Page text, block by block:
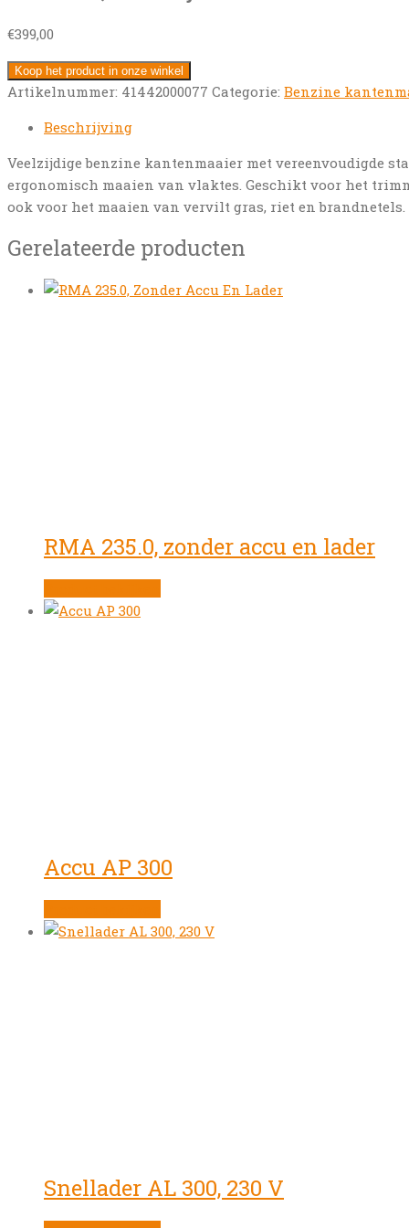
€399,00
Koop het product in onze winkel
Artikelnummer: 41442000077 Categorie: Benzine
Beschrijving
Veelzijdige benzine kantenmaaier met vereenvoudigde
ergonomisch maaien van vlaktes. Geschikt voor het
ook voor het maaien van vervilt gras, riet en brandnetels.
Gerelateerde producten
RMA 235.0, zonder accu en lader
Accu AP 300
Snellader AL 300, 230 V